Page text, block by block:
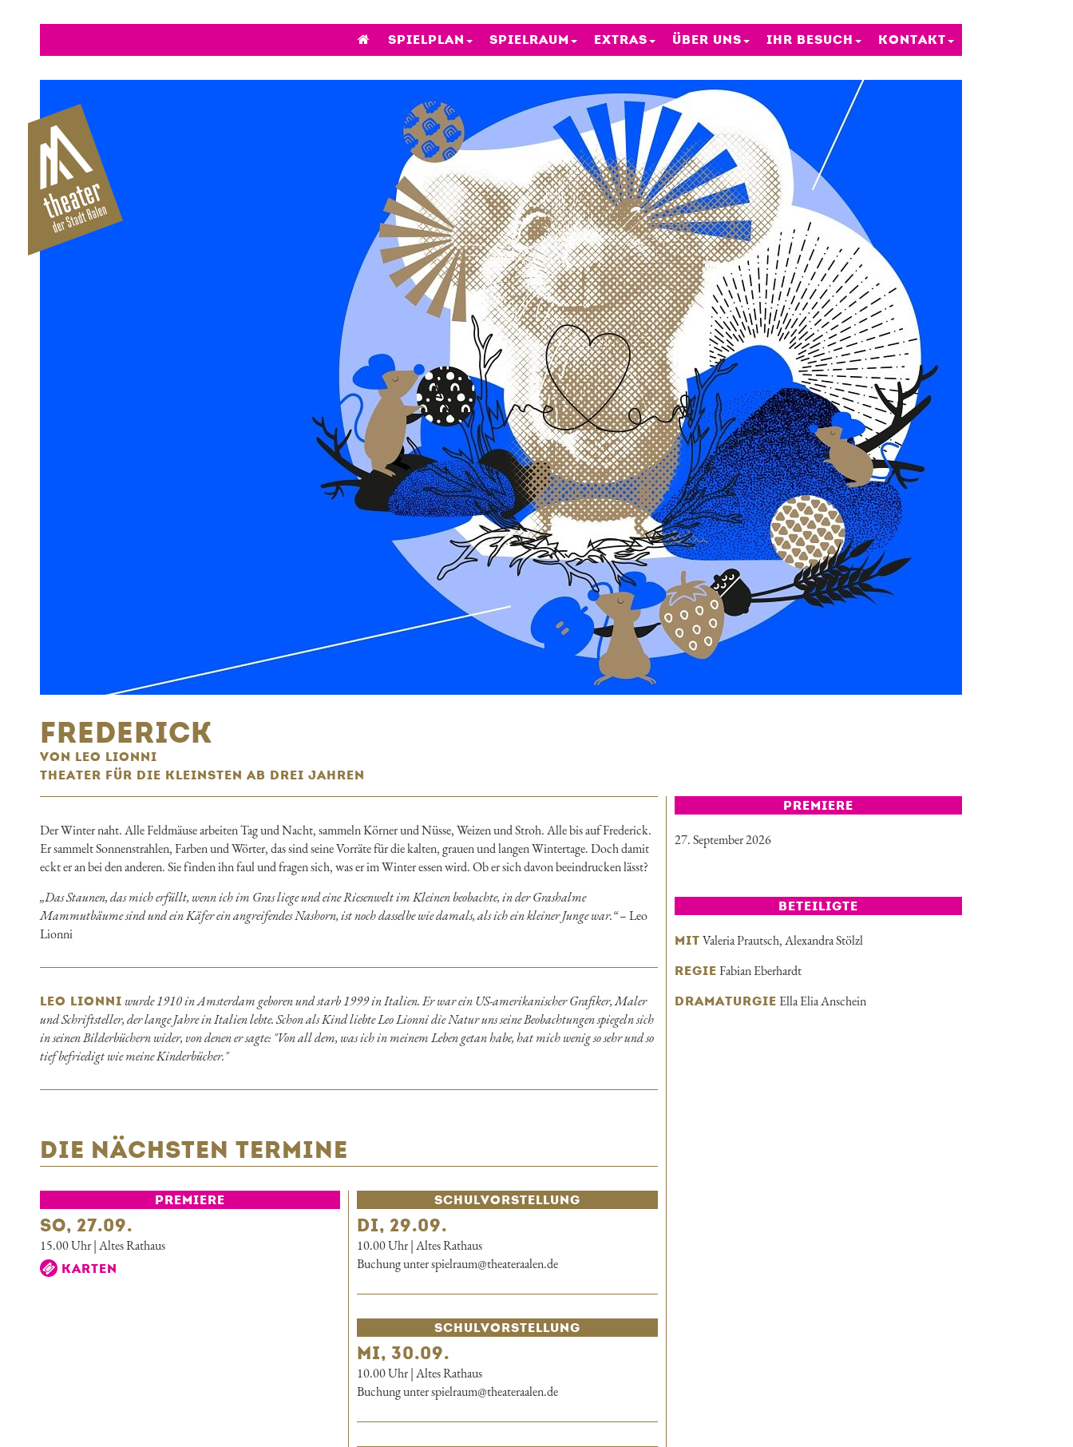
SPIELPLAN SPIELRAUM EXTRAS ÜBER UNS IHR BESUCH KONTAKT
FREDERICK
VON LEO LIONNI
THEATER FÜR DIE KLEINSTEN AB DREI JAHREN
Der Winter naht. Alle Feldmäuse arbeiten Tag und Nacht, sammeln Körner und Nüsse, Weizen und Stroh. Alle bis auf Frederick.
Er sammelt Sonnenstrahlen, Farben und Wörter, das sind seine Vorräte für die kalten, grauen und langen Wintertage. Doch damit
eckt er an bei den anderen. Sie finden ihn faul und fragen sich, was er im Winter essen wird. Ob er sich davon beeindrucken lässt?
„Das Staunen, das mich erfüllt, wenn ich im Gras liege und eine Riesenwelt im Kleinen beobachte, in der Grashalme
Mammutbäume sind und ein Käfer ein angreifendes Nashorn, ist noch dasselbe wie damals, als ich ein kleiner Junge war.“– Leo
Lionni
LEO LIONNI wurde 1910 in Amsterdam geboren und starb 1999 in Italien. Er war ein US-amerikanischer Grafiker, Maler
und Schriftsteller, der lange Jahre in Italien lebte. Schon als Kind liebte Leo Lionni die Natur uns seine Beobachtungen spiegeln sich
in seinen Bilderbüchern wider, von denen er sagte: "Von all dem, was ich in meinem Leben getan habe, hat mich wenig so sehr und so
tief befriedigt wie meine Kinderbücher."
DIE NÄCHSTEN TERMINE
PREMIERE
SO, 27.09.
15.00 Uhr | Altes Rathaus
KARTEN
SCHUL­VORSTELLUNG
DI, 29.09.
10.00 Uhr | Altes Rathaus
Buchung unter spielraum@theateraalen.de
SCHUL­VORSTELLUNG
MI, 30.09.
10.00 Uhr | Altes Rathaus
Buchung unter spielraum@theateraalen.de
PREMIERE
27. September 2026
BETEILIGTE
MIT Valeria Prautsch,Alexandra Stölzl
REGIE Fabian Eberhardt
DRAMATURGIE Ella Elia Anschein